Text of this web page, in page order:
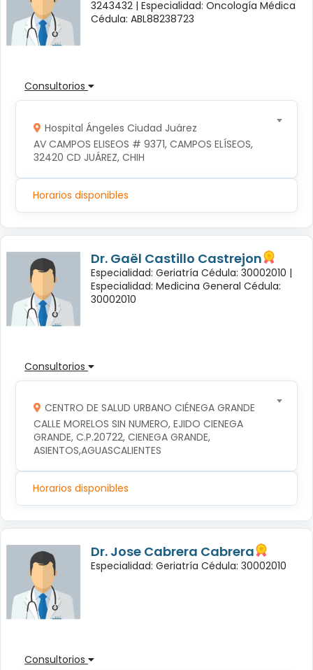
3243432 | Especialidad: Oncología Médica
Cédula: ABL88238723
Consultorios
Hospital Ángeles Ciudad Juárez
AV CAMPOS ELISEOS # 9371, CAMPOS ELÍSEOS,
32420 CD JUÁREZ, CHIH
Horarios disponibles
Dr. Gaël Castillo Castrejon
Especialidad: Geriatría Cédula: 30002010 |
Especialidad: Medicina General Cédula:
30002010
Consultorios
CENTRO DE SALUD URBANO CIÉNEGA GRANDE
CALLE MORELOS SIN NUMERO, EJIDO CIENEGA
GRANDE, C.P.20722, CIENEGA GRANDE,
ASIENTOS,AGUASCALIENTES
Horarios disponibles
Dr. Jose Cabrera Cabrera
Especialidad: Geriatría Cédula: 30002010
Consultorios